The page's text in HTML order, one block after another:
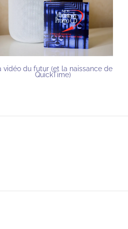
vidéo du futur (et la naissance de
QuickTime)